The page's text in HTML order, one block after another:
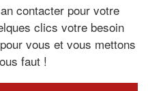
contacter pour votre
clics votre besoin
vous et vous mettons
faut !